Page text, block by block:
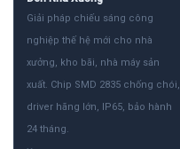
Giải pháp chiếu sáng công
nghiệp thế hệ mới cho nhà
xưởng, kho bãi, nhà máy sản
xuất. Chip SMD 2835 chống chói,
driver hãng lớn, IP65, bảo hành
24 tháng.